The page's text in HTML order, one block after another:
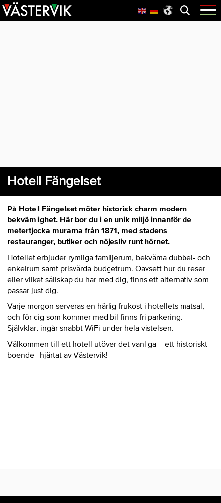
Hoppa
till
Skip
to
Hoppa
till
Öppna
menyn
Hotell Fängelset
På Hotell Fängelset möter historisk charm modern
bekvämlighet. Här bor du i en unik miljö innanför de
metertjocka murarna från 1871, med stadens
restauranger, butiker och nöjesliv runt hörnet.
Hotellet erbjuder rymliga familjerum, bekväma dubbel- och
enkelrum samt prisvärda budgetrum. Oavsett hur du reser
eller vilket sällskap du har med dig, finns ett alternativ som
passar just dig.
Varje morgon serveras en härlig frukost i hotellets matsal,
och för dig som kommer med bil finns fri parkering.
Självklart ingår snabbt WiFi under hela vistelsen.
Välkommen till ett hotell utöver det vanliga – ett historiskt
boende i hjärtat av Västervik!